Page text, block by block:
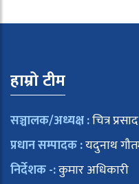
हाम्रो टीम
सञ्चालक/अध्यक्ष :चित्र
प्रधान सम्पादक :यदुनाथ
निर्देशक -:कुमार अधिकारी